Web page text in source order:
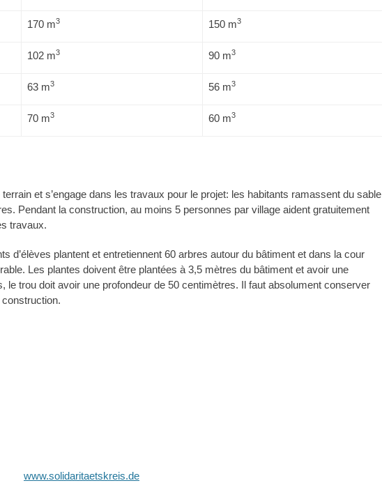
170 m3 150 m3
102 m3 90 m3
63 m3 56 m3
70 m3 60 m3
et s’engage dans les travaux pour le projet: les habitants ramassent du sable
Pendant la construction, au moins 5 personnes par village aident gratuitement
travaux.
d’élèves plantent et entretiennent 60 arbres autour du bâtiment et dans la cour
Les plantes doivent être plantées à 3,5 mètres du bâtiment et avoir une
le trou doit avoir une profondeur de 50 centimètres. Il faut absolument conserver
www.solidaritaetskreis.de